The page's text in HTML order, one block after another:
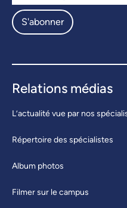
S'abonner
Relations médias
L’actualité vue par nos
Répertoire des spécialistes
Album photos
Filmer sur le campus